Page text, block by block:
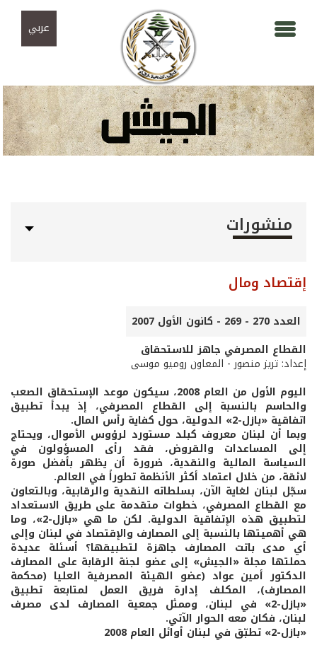
عربي
منشورات
إقتصاد ومال
العدد 270 - 269 - كانون الأول 2007
القطاع المصرفي جاهز للاستحقاق
إعداد: تريز منصور - المعاون روميو موسى
اليوم الأول من العام 2008، سيكون موعد الإستحقاق الصعب
والحاسم بالنسبة إلى القطاع المصرفي، إذ يبدأ تطبيق
اتفاقية «بازل-2» الدولية، حول كفاية رأس المال.
وبما أن لبنان معروف كبلد مستورد لرؤوس الأموال، ويحتاج
إلى المساعدات والقروض، فقد رأى المسؤولون في
السياسة المالية والنقدية، ضرورة أن يظهر بأفضل صورة
لائقة، من خلال اعتماد أكثر الأنظمة تطوراً في العالم.
سجّل لبنان لغاية الآن، بسلطاته النقدية والرقابية، وبالتعاون
مع القطاع المصرفي، خطوات متقدمة على طريق الاستعداد
لتطبيق هذه الإتفاقية الدولية. لكن ما هي «بازل-2»، وما
هي أهميتها بالنسبة إلى المصارف والإقتصاد في لبنان وإلى
أي مدى باتت المصارف جاهزة لتطبيقها؟ أسئلة عديدة
حملتها مجلة «الجيش» إلى عضو لجنة الرقابة على المصارف
الدكتور أمين عواد (عضو الهيئة المصرفية العليا (محكمة
المصارف)، المكلف إدارة فريق العمل لمتابعة تطبيق
«بازل-2» في لبنان، وممثل جمعية المصارف لدى مصرف
لبنان، فكان معه الحوار الآتي.
«بازل-2» تطبّق في لبنان أوائل العام 2008